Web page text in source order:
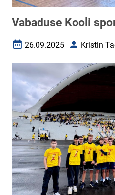
Vabaduse Kooli
Loomise kuupäev
26.09.2025 AutorKristin